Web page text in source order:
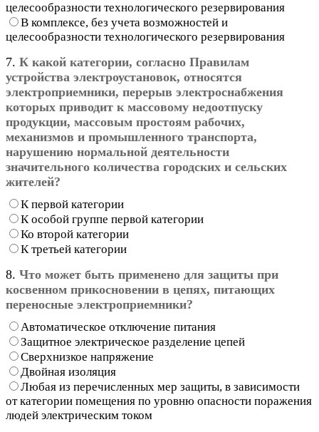
целесообразности технологического резервирования
В комплексе, без учета возможностей и
целесообразности технологического резервирования
7. К какой категории, согласно Правилам
устройства электроустановок, относятся
электроприемники, перерыв электроснабжения
которых приводит к массовому недоотпуску
продукции, массовым простоям рабочих,
механизмов и промышленного транспорта,
нарушению нормальной деятельности
значительного количества городских и сельских
жителей?
К первой категории
К особой группе первой категории
Ко второй категории
К третьей категории
8. Что может быть применено для защиты при
косвенном прикосновении в цепях, питающих
переносные электроприемники?
Автоматическое отключение питания
Защитное электрическое разделение цепей
Сверхнизкое напряжение
Двойная изоляция
Любая из перечисленных мер защиты, в зависимости
от категории помещения по уровню опасности поражения
людей электрическим током